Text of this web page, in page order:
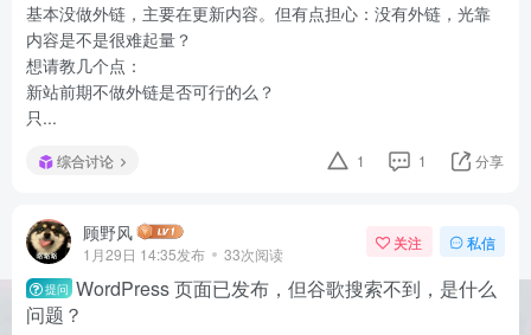
基本没做外链，主要在更新内容。但有点担心：没有外链，光靠
内容是不是很难起量？
想请教几个点：
新站前期不做外链是否可行的么？
只...
综合讨论 1 1 分享
顾野风
1月29日 14:35发布 33次阅读
关注 私信
提问 WordPress 页面已发布，但谷歌搜索不到，是什么
问题？